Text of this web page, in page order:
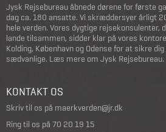
Jysk Rejsebureau åbnede dørene for første
dag ca. 180 ansatte. Vi skræddersyer årligt
hele verden. Vores dygtige rejsekonsulenter,
lande tilsammen, sidder klar på vores
Kolding, København og Odense for at sikre
sædvanlige. Læs mere om Jysk Rejsebureau.
KONTAKT OS
Skriv til os på maerkverden@jr.dk
Ring til os på 70 20 19 15